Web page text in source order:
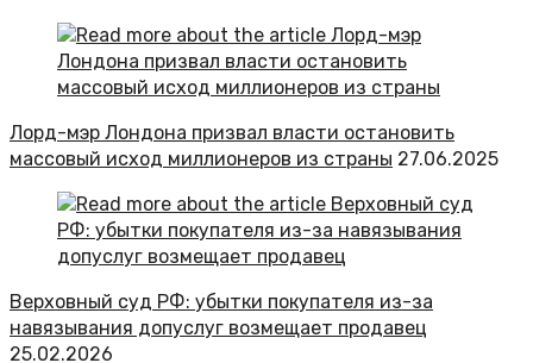
Лорд-мэр Лондона призвал власти остановить
массовый исход миллионеров из страны 27.06.2025
Верховный суд РФ: убытки покупателя из-за
навязывания допуслуг возмещает продавец
25.02.2026